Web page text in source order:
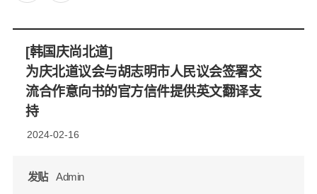
[韩国庆尚北道]
为庆北道议会与胡志明市人民议会签署交
流合作意向书的官方信件提供英文翻译支
持
2024-02-16
发贴 Admin